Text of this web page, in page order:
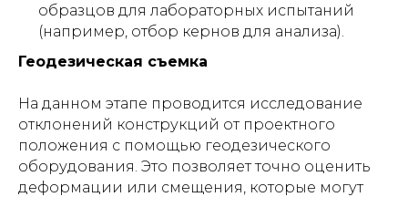
образцов для лабораторных испытаний
(например, отбор кернов для анализа).
Геодезическая съемка
На данном этапе проводится исследование
отклонений конструкций от проектного
положения с помощью геодезического
оборудования. Это позволяет точно оценить
деформации или смещения, которые могут